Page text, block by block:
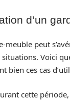
d’un
meuble peut
Voici
bien ces cas
cette